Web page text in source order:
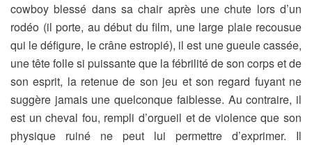
cowboy blessé dans sa chair après une chute lors d’un
rodéo (il porte, au début du film, une large plaie recousue
qui le défigure, le crâne estropié), il est une gueule cassée,
une tête folle si puissante que la fébrilité de son corps et de
son esprit, la retenue de son jeu et son regard fuyant ne
suggère jamais une quelconque faiblesse. Au contraire, il
est un cheval fou, rempli d’orgueil et de violence que son
physique ruiné ne peut lui permettre d’exprimer. Il